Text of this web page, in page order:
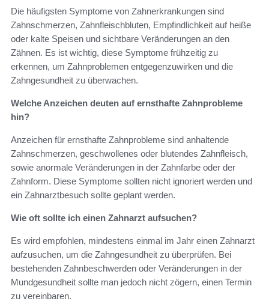
Die häufigsten Symptome von Zahnerkrankungen sind
Zahnschmerzen, Zahnfleischbluten, Empfindlichkeit auf heiße
oder kalte Speisen und sichtbare Veränderungen an den
Zähnen. Es ist wichtig, diese Symptome frühzeitig zu
erkennen, um Zahnproblemen entgegenzuwirken und die
Zahngesundheit zu überwachen.
Welche Anzeichen deuten auf ernsthafte Zahnprobleme
hin?
Anzeichen für ernsthafte Zahnprobleme sind anhaltende
Zahnschmerzen, geschwollenes oder blutendes Zahnfleisch,
sowie anormale Veränderungen in der Zahnfarbe oder der
Zahnform. Diese Symptome sollten nicht ignoriert werden und
ein Zahnarztbesuch sollte geplant werden.
Wie oft sollte ich einen Zahnarzt aufsuchen?
Es wird empfohlen, mindestens einmal im Jahr einen Zahnarzt
aufzusuchen, um die Zahngesundheit zu überprüfen. Bei
bestehenden Zahnbeschwerden oder Veränderungen in der
Mundgesundheit sollte man jedoch nicht zögern, einen Termin
zu vereinbaren.